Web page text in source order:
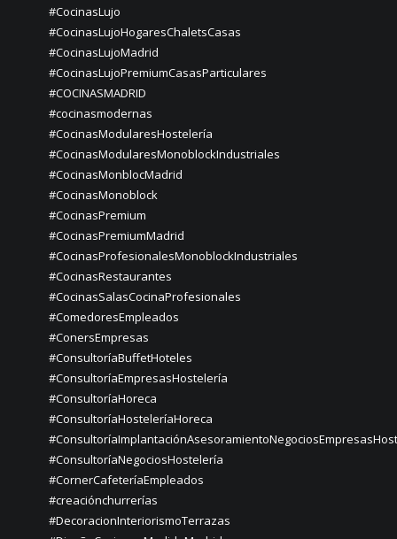
#CocinasLujo
#CocinasLujoHogaresChaletsCasas
#CocinasLujoMadrid
#CocinasLujoPremiumCasasParticulares
#COCINASMADRID
#cocinasmodernas
#CocinasModularesHostelería
#CocinasModularesMonoblockIndustriales
#CocinasMonblocMadrid
#CocinasMonoblock
#CocinasPremium
#CocinasPremiumMadrid
#CocinasProfesionalesMonoblockIndustriales
#CocinasRestaurantes
#CocinasSalasCocinaProfesionales
#ComedoresEmpleados
#ConersEmpresas
#ConsultoríaBuffetHoteles
#ConsultoríaEmpresasHostelería
#ConsultoríaHoreca
#ConsultoríaHosteleríaHoreca
#ConsultoríaNegociosHostelería
#CornerCafeteríaEmpleados
#creaciónchurrerías
#DecoracionInteriorismoTerrazas